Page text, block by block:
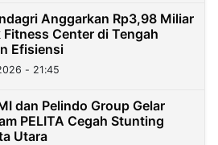
Anggarkan Rp3,98 Miliar
Center di Tengah
Efisiensi
- 21:45
dan Pelindo Group Gelar
PELITA Cegah Stunting
Utara